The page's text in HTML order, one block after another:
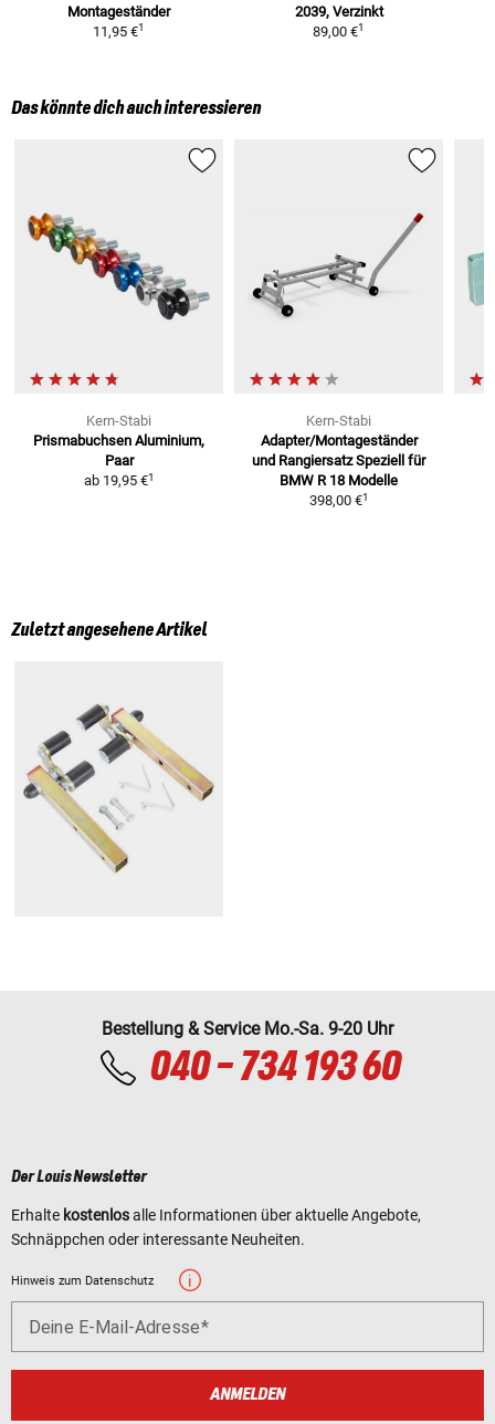
Montageständer
11,95 €1
2039, Verzinkt
89,00 €1
Das könnte dich auch interessieren
Kern-Stabi
Prismabuchsen Aluminium,
Paar
ab 19,95 €1
Kern-Stabi
Adapter/Montageständer
und Rangiersatz Speziell für
BMW R 18 Modelle
398,00 €1
Zuletzt angesehene Artikel
Bestellung & Service Mo.-Sa. 9-20 Uhr
040 - 734 193 60
Der Louis Newsletter
Erhalte kostenlosalle Informationen über aktuelle Angebote,
Schnäppchen oder interessante Neuheiten.
Hinweis zum Datenschutz
Deine E-Mail-Adresse
ANMELDEN